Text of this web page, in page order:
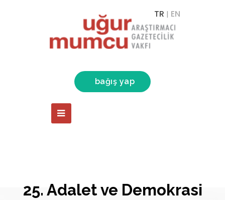
TR | EN
bağış yap
25. Adalet ve Demokrasi